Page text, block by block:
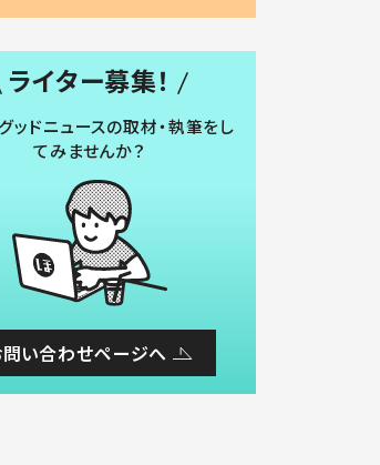
ライター募集！
ッドニュースの取材・執筆をし
てみませんか？
い合わせページへ